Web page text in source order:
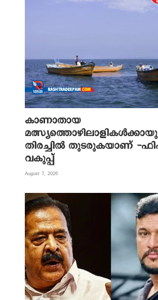
കാണാതായ
തിരച്ചിൽ തുടരുകയാണ് -
വകുപ്പ്
August 7, 2026